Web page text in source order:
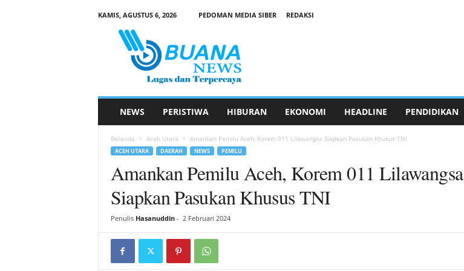
KAMIS, AGUSTUS 6, 2026 PEDOMAN MEDIA SIBER
REDAKSI
NEWS PERISTIWA HIBURAN EKONOMI HEADLINE PENDIDIKAN
Beranda Aceh Utara Amankan Pemilu Aceh, Korem 011 Lilawangsa Siapkan Pasukan Khusus TNI
ACEH UTARA DAERAH NEWS PEMILU
Amankan Pemilu Aceh, Korem 011 Lilawangsa
Siapkan Pasukan Khusus TNI
Penulis Hasanuddin- 2 Februari 2024